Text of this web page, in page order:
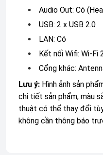
Audio Out: Có
USB: 2 x USB 2.0
LAN: Có
Kết nối Wifi: Wi-Fi
Cổng khác:
Lưu ý: Hình ảnh sản
chi tiết sản phẩm, màu
thuật có thể thay đổi
không cần thông báo